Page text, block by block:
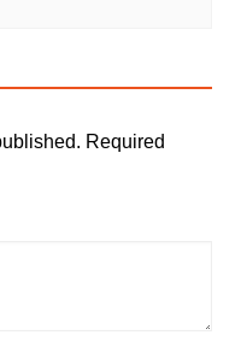
Required